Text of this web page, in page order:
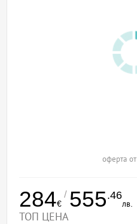
оферта от
284€
/ 555.46
лв.
ТОП ЦЕНА